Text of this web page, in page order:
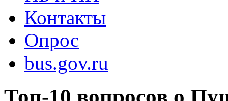
Контакты
Опрос
bus.gov.ru